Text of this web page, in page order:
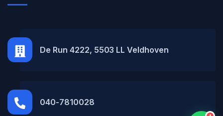
De Run 4222, 5503 LL Veldhoven
040-7810028